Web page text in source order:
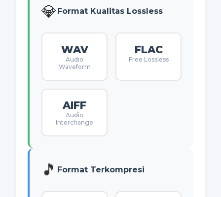
💎 Format Kualitas Lossless
WAV
Audio
Waveform
FLAC
Free Lossless
AIFF
Audio
Interchange
🎵 Format Terkompresi